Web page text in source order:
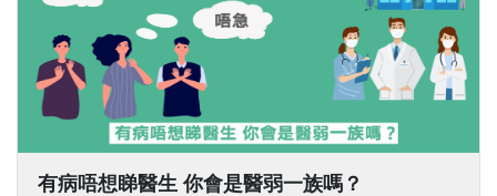
有病唔想睇醫生 你會是醫弱一族嗎？